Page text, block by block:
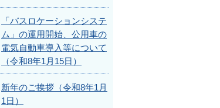
「バスロケーションシステ
ム」の運用開始、公用車の
電気自動車導入等について
（令和8年1月15日）
新年のご挨拶（令和8年1月
1日）